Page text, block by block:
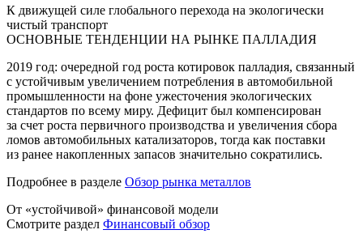
К движущей силе глобального перехода на экологически
чистый транспорт
ОСНОВНЫЕ ТЕНДЕНЦИИ НА РЫНКЕ ПАЛЛАДИЯ
2019 год: очередной год роста котировок палладия, связанный
с устойчивым увеличением потребления в автомобильной
промышленности на фоне ужесточения экологических
стандартов по всему миру. Дефицит был компенсирован
за счет роста первичного производства и увеличения сбора
ломов автомобильных катализаторов, тогда как поставки
из ранее накопленных запасов значительно сократились.
Подробнее в разделе Обзор рынка металлов
От «устойчивой» финансовой модели
Смотрите раздел Финансовый обзор